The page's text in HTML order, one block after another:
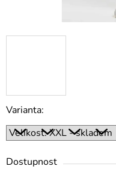
Varianta:
Dostupnost